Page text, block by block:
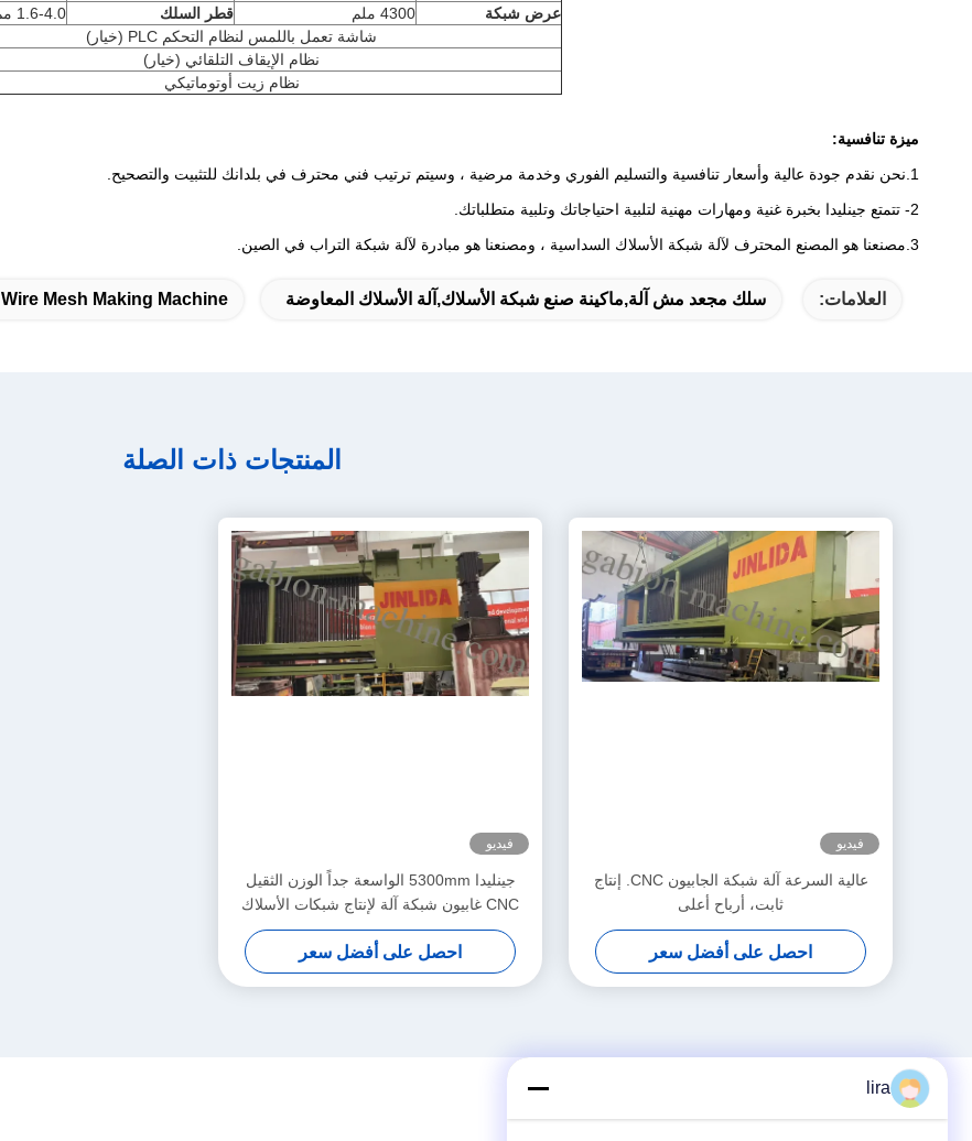
عرض شبكة
4300 ملم قطر السلك
1.6-4.0 مم
شاشة تعمل باللمس لنظام التحكم PLC (خيار)
نظام الإيقاف التلقائي (خيار)
نظام زيت أوتوماتيكي
ميزة تنافسية:
1.نحن نقدم جودة عالية وأسعار تنافسية والتسليم الفوري وخدمة مرضية ، وسيتم ترتيب فني محترف في بلدانك للتثبيت والتصحيح.
2- تتمتع جينليدا بخبرة غنية ومهارات مهنية لتلبية احتياجاتك وتلبية متطلباتك.
3.مصنعنا هو المصنع المحترف لآلة شبكة الأسلاك السداسية ، ومصنعنا هو مبادرة لآلة شبكة التراب في الصين.
العلامات: سلك مجعد مش آلة,ماكينة صنع شبكة الأسلاك,آلة الأسلاك المعاوضة Wire Mesh Making Machine
المنتجات ذات الصلة
فيديو
عالية السرعة آلة شبكة الجابيون CNC. إنتاج
ثابت، أرباح أعلى
احصل على أفضل سعر
فيديو
جينليدا 5300mm الواسعة جداً الوزن الثقيل
CNC غابيون شبكة آلة لإنتاج شبكات الأسلاك
السينية
احصل على أفضل سعر
lira